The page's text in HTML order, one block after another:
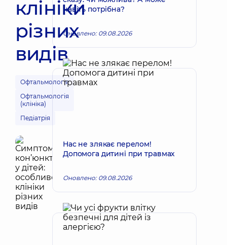
клініки
різних
видів
Офтальмологія
Офтальмологія
(клініка)
Педіатрія
навіть потрібна?
Оновлено: 09.08.2026
Нас не злякає перелом!
Допомога дитині при травмах
Оновлено: 09.08.2026